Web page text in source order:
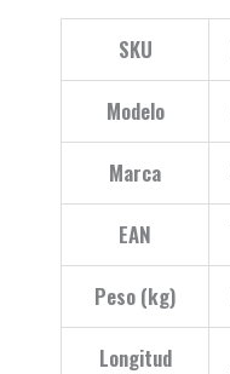
SKU
Modelo
Marca
EAN
Peso (kg)
Longitud